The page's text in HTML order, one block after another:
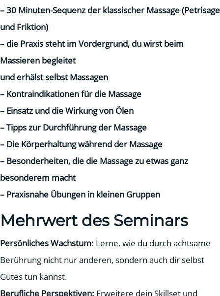
– 30 Minuten-Sequenz der klassischer Massage (Petrisage
und Friktion)
– die Praxis steht im Vordergrund, du wirst beim
Massieren begleitet
und erhälst selbst Massagen
– Kontraindikationen für die Massage
– Einsatz und die Wirkung von Ölen
– Tipps zur Durchführung der Massage
– Die Körperhaltung während der Massage
– Besonderheiten, die die Massage zu etwas ganz
besonderem macht
– Praxisnahe Übungen in kleinen Gruppen
Mehrwert des Seminars
Persönliches Wachstum: Lerne, wie du durch achtsame
Berührung nicht nur anderen, sondern auch dir selbst
Gutes tun kannst.
Berufliche Perspektiven: Erweitere dein Skillset und